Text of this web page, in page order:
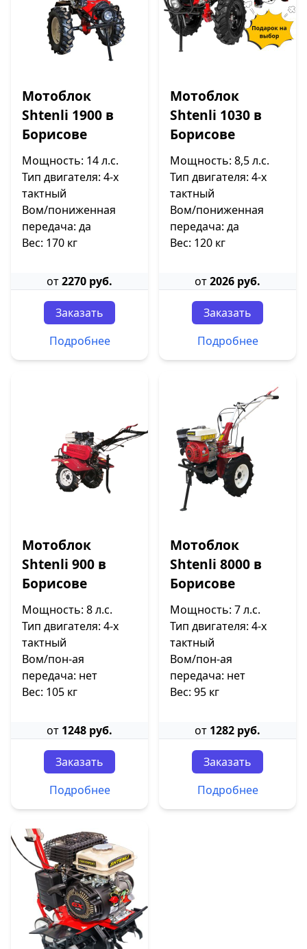
Мотоблок
Shtenli 1900 в
Борисове
Мощность: 14 л.с.
Тип двигателя: 4-х
тактный
Вом/пониженная
передача: да
Вес: 170 кг
от2270 руб.
Заказать
Подробнее
Мотоблок
Shtenli 1030 в
Борисове
Мощность: 8,5 л.с.
Тип двигателя: 4-х
тактный
Вом/пониженная
передача: да
Вес: 120 кг
от2026 руб.
Заказать
Подробнее
Мотоблок
Shtenli 900 в
Борисове
Мощность: 8 л.с.
Тип двигателя: 4-х
тактный
Вом/пон-ая
передача: нет
Вес: 105 кг
от 1248 руб.
Заказать
Подробнее
Мотоблок
Shtenli 8000 в
Борисове
Мощность: 7 л.с.
Тип двигателя: 4-х
тактный
Вом/пон-ая
передача: нет
Вес: 95 кг
от 1282 руб.
Заказать
Подробнее